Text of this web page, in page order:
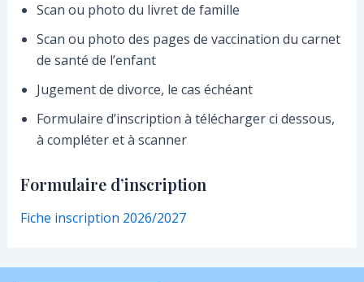
Scan ou photo du livret de famille
Scan ou photo des pages de vaccination du carnet
de santé de l’enfant
Jugement de divorce, le cas échéant
Formulaire d’inscription à télécharger ci dessous,
à compléter et à scanner
Formulaire d’inscription
Fiche inscription 2026/2027